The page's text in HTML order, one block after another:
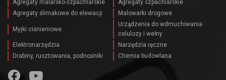
Agregaty malarsko-szpachlarskie
Agregaty szpachlarskie
Agregaty ślimakowe do elewacji
Malowarki drogowe
Myjki ciśnieniowe
Urządzenia do wdmuchiwania
celulozy i wełny
Elektronarzędzia
Narzędzia ręczne
Drabiny, rusztowania, podnośniki
Chemia budowlana